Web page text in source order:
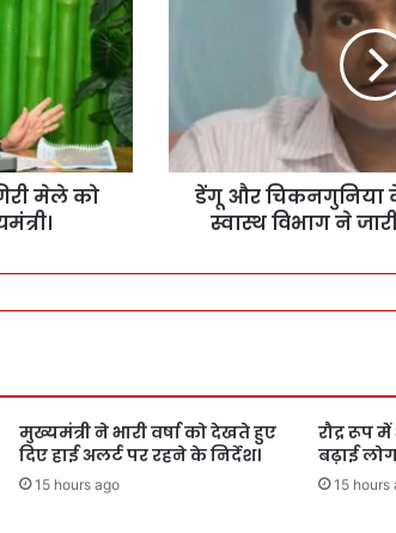
मेले को
डेंगू और चिकनगुनिया
स्वास्थ विभाग ने
मुख्यमंत्री ने भारी वर्षा को देखते हुए
दिए हाई अलर्ट पर रहने के निर्देश।
15 hours ago
रौद्र रूप
बढ़ाई
15 hours